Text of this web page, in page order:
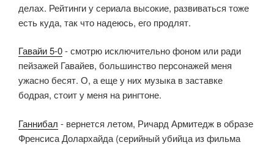
делах. Рейтинги у сериала высокие, развиваться тоже
есть куда, так что надеюсь, его продлят.
Гавайи 5-0- смотрю исключительно фоном или ради
пейзажей Гавайев, большинство персонажей меня
ужасно бесят. О, а еще у них музыка в заставке
бодрая, стоит у меня на рингтоне.
Ганнибал - вернется летом, Ричард Армитедж в образе
Френсиса Долархайда (серийный убийца из фильма